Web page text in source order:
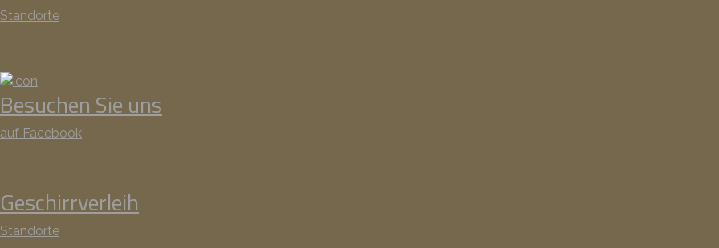
Standorte
Besuchen Sie uns
auf Facebook
Geschirrverleih
Standorte